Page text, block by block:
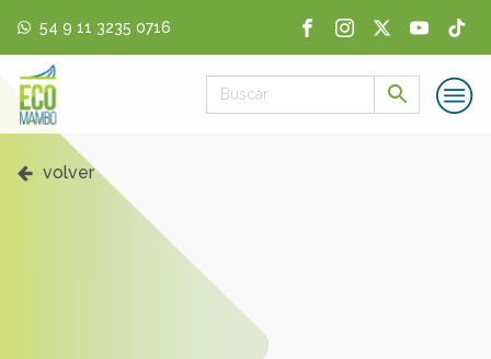
54 9 11 3235 0716
volver